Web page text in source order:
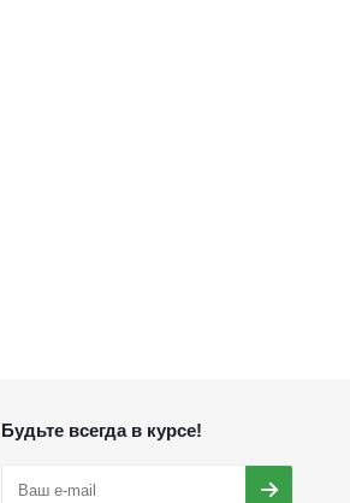
Будьте всегда в курсе!